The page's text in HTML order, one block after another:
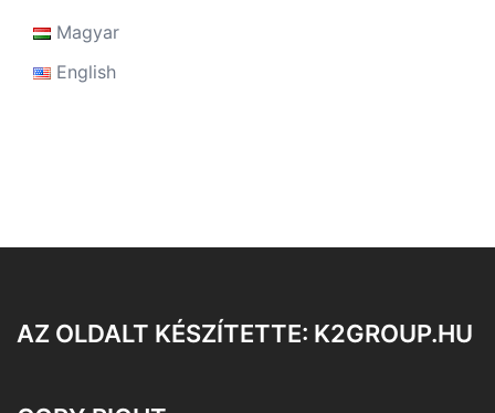
Magyar
English
AZ OLDALT KÉSZÍTETTE: K2GROUP.HU